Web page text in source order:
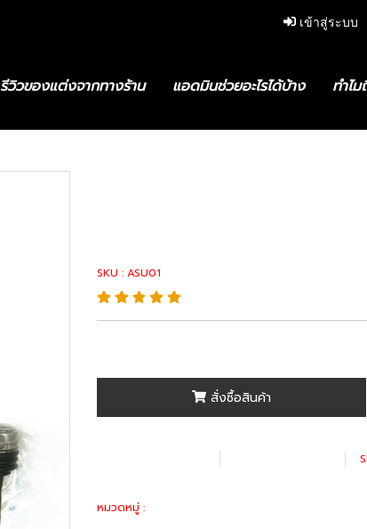
เข้าสู่ระบบ
รีวิวของแต่งจากทางร้าน แอดมินช่วยอะไรได้บ้าง ทำไ
SKU : ASU01
สั่งซื้อสินค้า
หมวดหมู่ :